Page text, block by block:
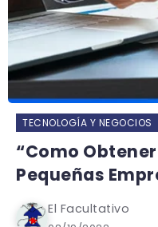
TECNOLOGÍA Y NEGOCIOS
“Como
Pequeñas
El Facultativo